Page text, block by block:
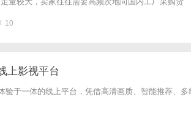
程是：Shopee平台放款$\rightarrow$提现结汇回国
给供...
10
上影视平台
于一体的线上平台，凭借高清画质、智能推荐、多